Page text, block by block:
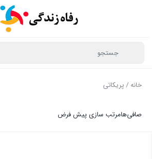
خانه/ پریکاتی
صافی‌هامرتب سازی پیش فرض